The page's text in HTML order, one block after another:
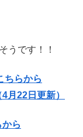
うです！！
ちらから
月22日更新）
ら